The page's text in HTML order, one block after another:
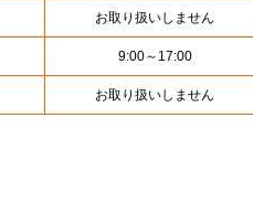
お取り扱いしません
9:00～17:00
お取り扱いしません